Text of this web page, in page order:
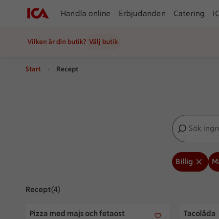
Handla online Erbjudanden Catering
Vilken är din butik? Välj butik
Start Recept
Sök
Inga förslag
Billig
ReceptVisar 4 stycken
(4)
Pizza med majs och fetaost
Pizza med majs och fetaost
Tacolåda
Tacolåda